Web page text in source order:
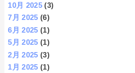
10月 2025 (3)
7月 2025 (6)
6月 2025 (1)
5月 2025 (1)
2月 2025 (3)
1月 2025 (1)